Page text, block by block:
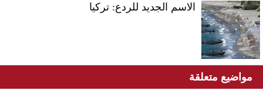
الاسم الجديد للردع: تركيا
مواضيع متعلقة